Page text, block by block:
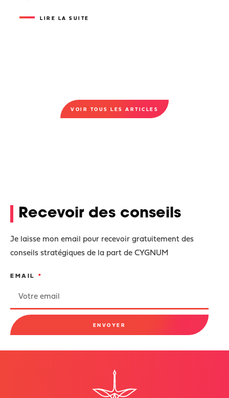
LIRE LA SUITE
VOIR TOUS LES ARTICLES
Recevoir des conseils
Je laisse mon email pour recevoir gratuitement des
conseils stratégiques de la part de CYGNUM
EMAIL
ENVOYER